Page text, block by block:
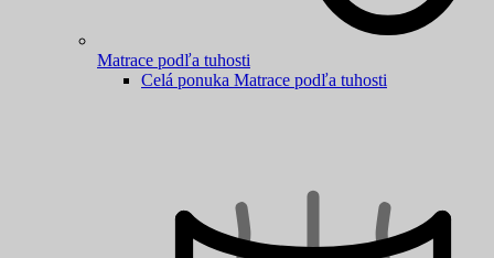
Matrace podľa tuhosti
Celá ponuka Matrace podľa tuhosti